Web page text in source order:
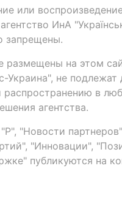
или
ИнА
запрещены.
размещены на этом
Украина", не
распространению в
агентства.
"Новости
"Инновации",
публикуются на